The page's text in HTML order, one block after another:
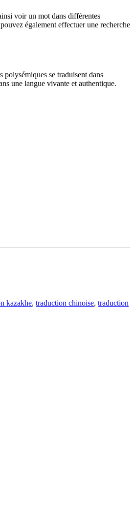
voir un mot dans différentes
également effectuer une recherche
se traduisent dans
une langue vivante et authentique.
kazakhe, traduction chinoise, traduction